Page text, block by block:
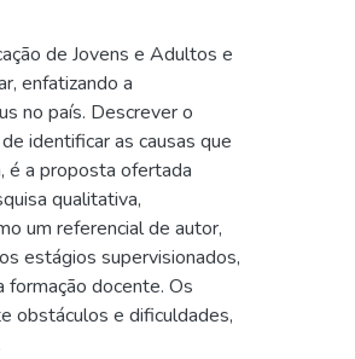
de Jovens e Adultos e
enfatizando a
no país. Descrever o
identificar as causas que
é a proposta ofertada
qualitativa,
um referencial de autor,
estágios supervisionados,
formação docente. Os
obstáculos e dificuldades,